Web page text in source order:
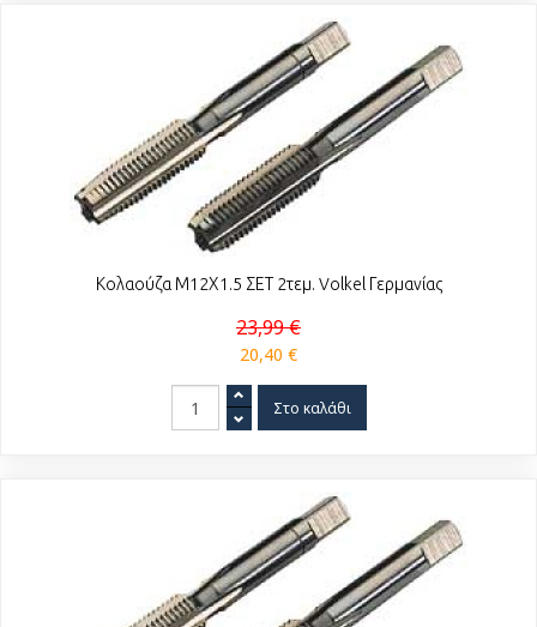
Κολαούζα Μ12Χ1.5 ΣΕΤ 2τεμ. Volkel Γερμανίας
23,99 €
20,40 €